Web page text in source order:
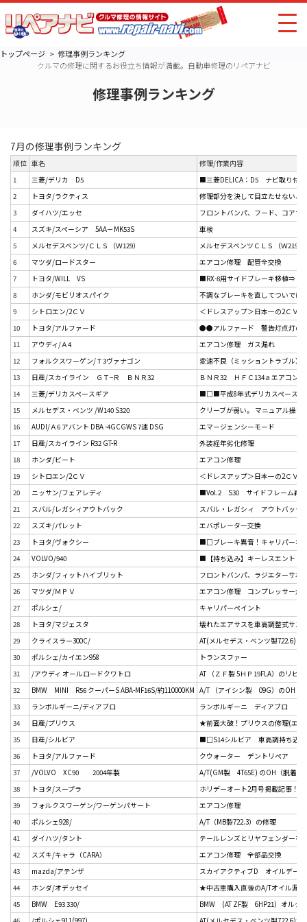
トップページ
修理事例ランキング
クルマの修理に関するお役立ち情報が満載。自動車修理のリペアナビ
修理事例ランキング
7月の修理事例ランキング
順位 車名
修理/作業内容
1
三菱/デリカ D5
■三菱DELICA：D5 ナビ取り付
2
トヨタ/ラクティス
修理部分を決して目立たせない、
3
ダイハツ/エッセ
フロントバンパ、フード、コアサ
4
スズキ/スペーシア 5AA－MK53S
車検
5
メルセデスベンツ/ＣＬＳ（Ｗ129）
メルセデスベンツＣＬＳ（Ｗ219
6
マツダ/ロードスター
エアコン修理 配管全交換
7
トヨタ/WILL VS
■RX-8用サイドブレーキ移植⇒ ト
8
ホンダ/モビリオスパイク
不調なブレーキを直してついでに
9
シトロエン/2ＣＶ
＜ドレスアップ＞日本一の2ＣＶ
10
トヨタ/アルファード
●●アルファード 警告灯点灯の
11
アウディ/Ａ4
エアコン修理 ガス漏れ
12
フォルクスワーゲン/Ｔ3ヴァナゴン
変速不良（ミッショントラブル）
13
日産/スカイライン ＧＴ−Ｒ ＢＮＲ32
ＢＮＲ32 ＨＦＣ134ａエアコン
14
三菱/デリカスペースギア
■□■平成8年式デリカスペースギ
15
メルセデス・ベンツ /W140 S320
クリーブが弱い。 マニュアル操
16
AUDI/Ａ6 アバント DBA -4GCGWS 7速 DSG
エマージェンシーモード
17
日産/スカイライン R32 GT-R
外装経年劣化修理
18
ホンダ/ビート
エアコン修理
19
シトロエン/2ＣＶ
＜ドレスアップ＞日本一の2ＣＶ
20
ニッサン/フェアレディ
■Vol.2 S30 サイドフレーム再
21
スバル/レガシィアウトバック
スバル・レガシィ アウトバッ
22
スズキ/パレット
エバポレーター交換
23
トヨタ/ヴォクシー
■□ブレーキ異音！キャリパーオ
24
VOLVO/940
■【持ち込み】キーレスエントリ
25
ホンダ/フィットハイブリット
フロントバンパ、ラジエターサポ
26
マツダ/ＭＰＶ
エアコン修理 コンプレッサー焼
27
ポルシェ/
キャリパーペイント
28
トヨタ/マジェスタ
壊れたエアサスを車高調整式サス
29
クライスラー300C/
AT(メルセデス・ベンツ製722.6)の
30
ポルシェ/カイエン958
トランスファー
31
/アウディ オールロードクワトロ
AT （ＺＦ製 5ＨＰ19FLA）のリビ
32
BMW MINI R56 クーパーS ABA-MF16S/約110000KM A/T （アイシン製 09G）のOH（
33
ランボルギーニ/ディアブロ
ランボルギーニ ディアブロ
34
日産/プリウス
★前面大破！プリウスの修理(エ
35
日産/シルビア
■□S14シルビア 車高調持ち込み
36
トヨタ/アルファード
クウォーター デントリペア
37
/VOLVO XC90 2004年製
A/T(GM製 4T65E) のOH（脱着含
38
トヨタ/スープラ
ホリデーオート2月号掲載記事！
39
フォルクスワーゲン/ワーゲンパサート
エアコン修理
40
ポルシェ928/
A/T（MB製722.3）の修理
41
ダイハツ/タント
テールレンズとリヤフェンダーを
42
スズキ/キャラ（CARA）
エアコン修理 全部品交換
43
mazda/アテンザ
スカイアクティブD オイルデー
44
ホンダ/オデッセイ
★中古車購入直後のA/Tオイル漏
45
BMW E93 330/
BMW (AT ZF製 6HP21）オルタ